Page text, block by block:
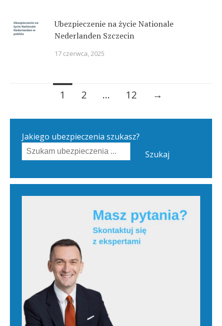
Ubezpieczenie na życie Nationale
Nederlanden Szczecin
17 czerwca, 2025
1 2 … 12 →
Jakiego ubezpieczenia szukasz?
Szukaj